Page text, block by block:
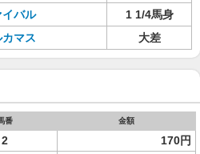
イバル
1 1/4馬身
マス 大差
番 金額
2 170円